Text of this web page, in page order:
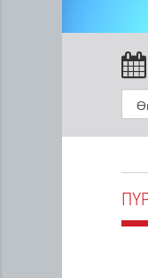
ПҮ